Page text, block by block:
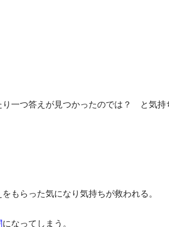
一つ答えが見つかったのでは？ と気持
もらった気になり気持ちが救われる。
になってしまう。